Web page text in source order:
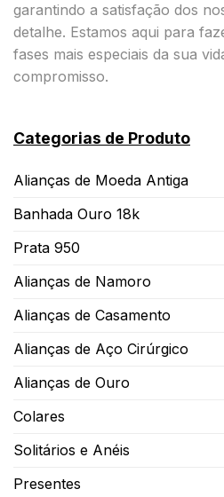
garantindo a satisfação dos
detalhe. Estamos aqui para
fases mais especiais da sua
compromisso.
Categorias de Produto
Alianças de Moeda Antiga
Banhada Ouro 18k
Prata 950
Alianças de Namoro
Alianças de Casamento
Alianças de Aço Cirúrgico
Alianças de Ouro
Colares
Solitários e Anéis
Presentes